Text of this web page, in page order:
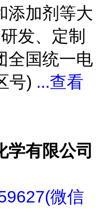
添加剂等大
发、定制
全国统一电
号) ...查看
学有限公司
微信